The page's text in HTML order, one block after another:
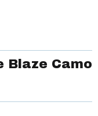
Blaze Camo